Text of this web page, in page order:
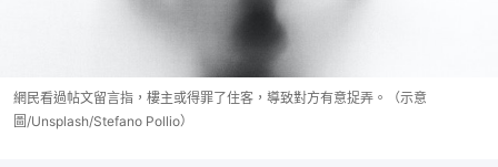
網民看過帖文留言指，樓主或得罪了住客，導致對方有意捉弄。（示意
圖/Unsplash/Stefano Pollio）